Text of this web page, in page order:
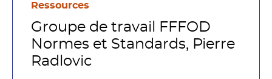
Ressources
Groupe de travail FFFOD
Normes et Standards, Pierre
Radlovic